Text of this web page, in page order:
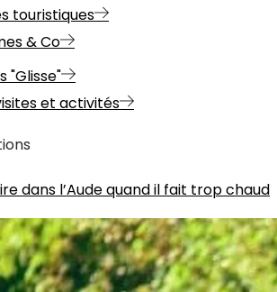
touristiques
& Co
"Glisse"
et activités
dans l’Aude quand il fait trop chaud